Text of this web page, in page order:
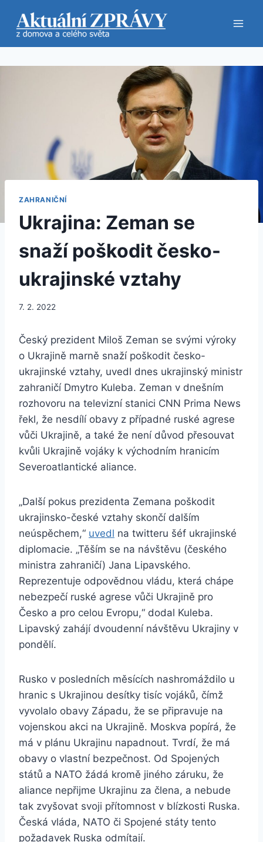
obsah
ZAHRANIČNÍ
Ukrajina: Zeman se
snaží poškodit česko-
ukrajinské vztahy
7. 2. 2022
Český prezident Miloš Zeman se svými výroky
o Ukrajině marně snaží poškodit česko-
ukrajinské vztahy, uvedl dnes ukrajinský ministr
zahraničí Dmytro Kuleba. Zeman v dnešním
rozhovoru na televizní stanici CNN Prima News
řekl, že nesdílí obavy z případné ruské agrese
vůči Ukrajině, a také že není důvod přesouvat
kvůli Ukrajině vojáky k východním hranicím
Severoatlantické aliance.
„Další pokus prezidenta Zemana poškodit
ukrajinsko-české vztahy skončí dalším
neúspěchem,“ uvedl na twitteru šéf ukrajinské
diplomacie. „Těším se na návštěvu (českého
ministra zahraničí) Jana Lipavského.
Reprezentuje odpovědnou vládu, která chápe
nebezpečí ruské agrese vůči Ukrajině pro
Česko a pro celou Evropu,“ dodal Kuleba.
Lipavský zahájí dvoudenní návštěvu Ukrajiny v
pondělí.
Rusko v posledních měsících nashromáždilo u
hranic s Ukrajinou desítky tisíc vojáků, čímž
vyvolalo obavy Západu, že se připravuje na
vojenskou akci na Ukrajině. Moskva popírá, že
má v plánu Ukrajinu napadnout. Tvrdí, že má
obavy o vlastní bezpečnost. Od Spojených
států a NATO žádá kromě jiného záruku, že
aliance nepřijme Ukrajinu za člena, a nebude
tak zvyšovat svoji přítomnost v blízkosti Ruska.
Česká vláda, NATO či Spojené státy tento
požadavek Ruska odmítají.